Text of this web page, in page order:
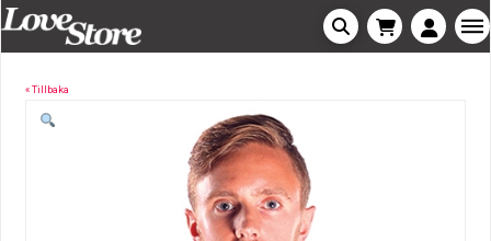
« Tillbaka